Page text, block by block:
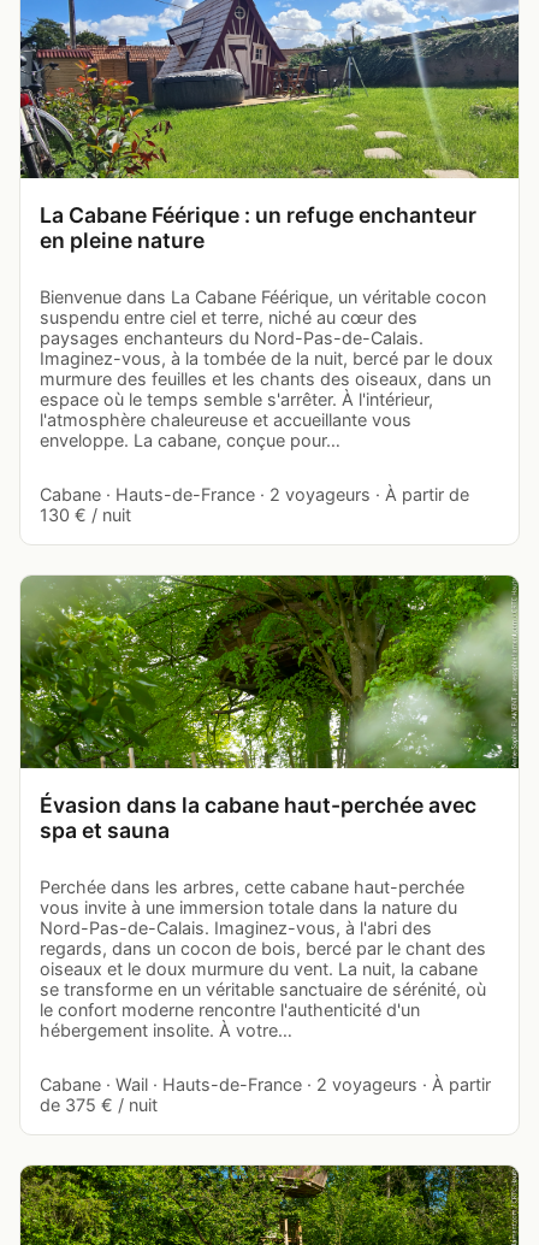
La Cabane Féérique : un refuge enchanteur
en pleine nature
Bienvenue dans La Cabane Féérique, un véritable cocon
suspendu entre ciel et terre, niché au cœur des
paysages enchanteurs du Nord-Pas-de-Calais.
Imaginez-vous, à la tombée de la nuit, bercé par le doux
murmure des feuilles et les chants des oiseaux, dans un
espace où le temps semble s'arrêter. À l'intérieur,
l'atmosphère chaleureuse et accueillante vous
enveloppe. La cabane, conçue pour…
Cabane · Hauts-de-France · 2 voyageurs · À partir de
130 € / nuit
Évasion dans la cabane haut-perchée avec
spa et sauna
Perchée dans les arbres, cette cabane haut-perchée
vous invite à une immersion totale dans la nature du
Nord-Pas-de-Calais. Imaginez-vous, à l'abri des
regards, dans un cocon de bois, bercé par le chant des
oiseaux et le doux murmure du vent. La nuit, la cabane
se transforme en un véritable sanctuaire de sérénité, où
le confort moderne rencontre l'authenticité d'un
hébergement insolite. À votre…
Cabane · Wail · Hauts-de-France · 2 voyageurs · À partir
de 375 € / nuit